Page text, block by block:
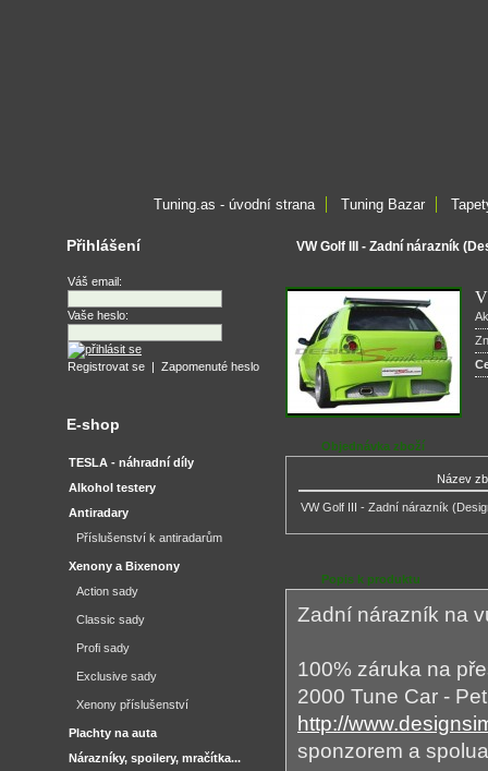
Tuning.as - úvodní strana Tuning Bazar
VW Golf III - Zadní nárazník
Objednávka zboží
Název
VW Golf III - Zadní nárazník
Popis k produktu
Zadní nárazník na
100% záruka na
2000 Tune Car -
http://
sponzorem a
Přihlášení
Váš email:
Vaše heslo:
Registrovat se | Zapomenuté heslo
E-shop
TESLA - náhradní díly
Alkohol testery
Antiradary
Příslušenství k antiradarům
Xenony a Bixenony
Action sady
Classic sady
Profi sady
Exclusive sady
Xenony příslušenství
Plachty na auta
Nárazníky, spoilery, mračítka...